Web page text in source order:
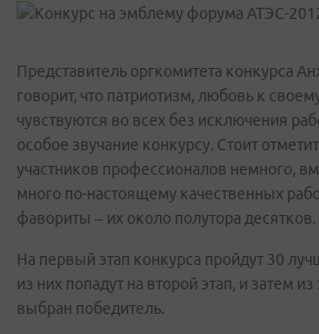
Представитель оргкомитета конкурса
говорит, что патриотизм, любовь к
чувствуются во всех без исключения
особое звучание конкурсу. Стоит
участников профессионалов немного,
много по-настоящему качественных
фавориты – их около полутора десятков.
На первый этап конкурса пройдут 30
из них попадут на второй этап, и затем из
выбран победитель.